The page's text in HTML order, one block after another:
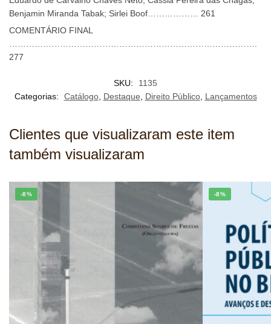
Benjamin Miranda Tabak; Sirlei Boof……………… 261
COMENTÁRIO FINAL
277
SKU:
1135
Categorias:
Catálogo, Destaque Direito Público, Lançamentos
Clientes que visualizaram este item
também visualizaram
-8% -8%